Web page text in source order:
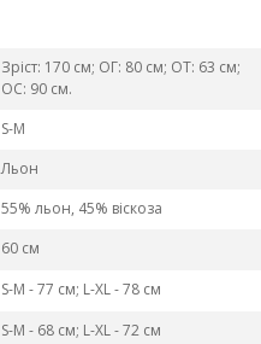
Зріст: 170 см; ОГ: 80 см; ОТ: 63 см;
ОС: 90 см.
S-M
Льон
55% льон, 45% віскоза
60 см
S-M - 77 см; L-ХL - 78 см
S-M - 68 см; L-ХL - 72 см